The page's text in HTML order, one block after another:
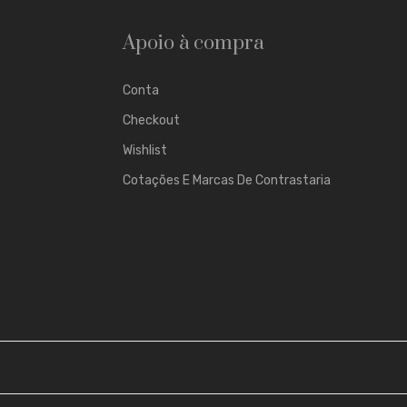
Apoio à compra
Conta
Checkout
Wishlist
Cotações E Marcas De Contrastaria